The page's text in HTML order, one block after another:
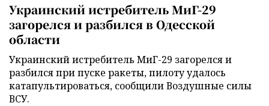
Украинский истребитель МиГ-29
загорелся и разбился в Одесской
области
Украинский истребитель МиГ-29 загорелся и
разбился при пуске ракеты, пилоту удалось
катапультироваться, сообщили Воздушные силы
ВСУ.